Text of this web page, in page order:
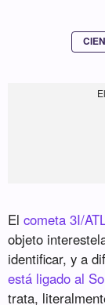
Elcometa 3I/
objeto
identificar, y a
está ligado al
trata,